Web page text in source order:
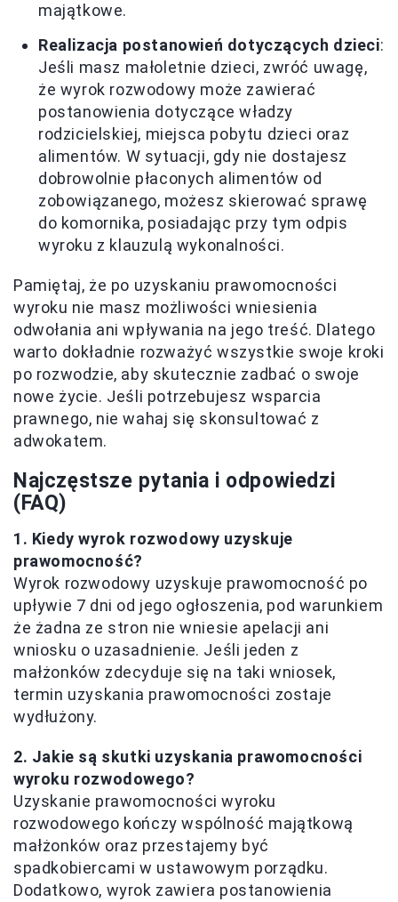
majątkowe.
Realizacja postanowień dotyczących dzieci:
Jeśli masz małoletnie dzieci, zwróć uwagę,
że wyrok rozwodowy może zawierać
postanowienia dotyczące władzy
rodzicielskiej, miejsca pobytu dzieci oraz
alimentów. W sytuacji, gdy nie dostajesz
dobrowolnie płaconych alimentów od
zobowiązanego, możesz skierować sprawę
do komornika, posiadając przy tym odpis
wyroku z klauzulą wykonalności.
Pamiętaj, że po uzyskaniu prawomocności
wyroku nie masz możliwości wniesienia
odwołania ani wpływania na jego treść. Dlatego
warto dokładnie rozważyć wszystkie swoje kroki
po rozwodzie, aby skutecznie zadbać o swoje
nowe życie. Jeśli potrzebujesz wsparcia
prawnego, nie wahaj się skonsultować z
adwokatem.
Najczęstsze pytania i odpowiedzi
(FAQ)
1. Kiedy wyrok rozwodowy uzyskuje
prawomocność?
Wyrok rozwodowy uzyskuje prawomocność po
upływie 7 dni od jego ogłoszenia, pod warunkiem
że żadna ze stron nie wniesie apelacji ani
wniosku o uzasadnienie. Jeśli jeden z
małżonków zdecyduje się na taki wniosek,
termin uzyskania prawomocności zostaje
wydłużony.
2. Jakie są skutki uzyskania prawomocności
wyroku rozwodowego?
Uzyskanie prawomocności wyroku
rozwodowego kończy wspólność majątkową
małżonków oraz przestajemy być
spadkobiercami w ustawowym porządku.
Dodatkowo, wyrok zawiera postanowienia